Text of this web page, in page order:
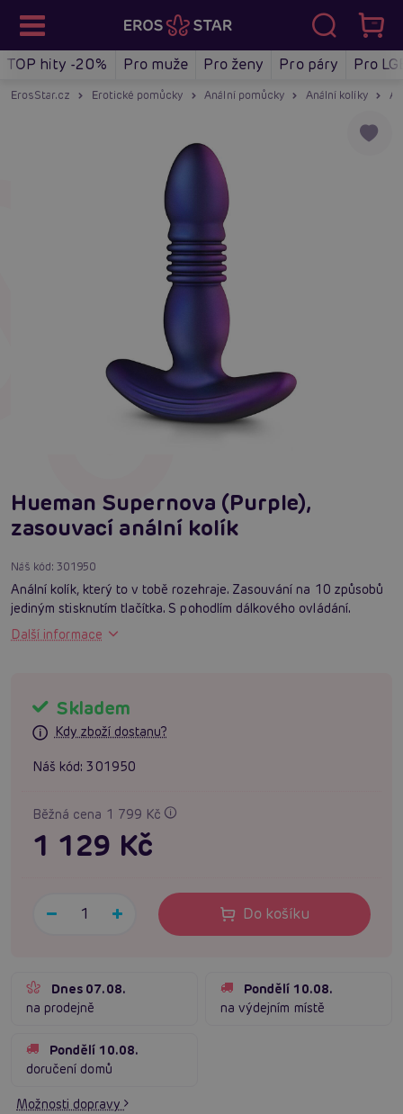
TOP hity -20% Pro muže Pro ženy Pro páry Pro
ErosStar.cz Erotické pomůcky Anální pomůcky Anální kolíky
Hueman Supernova (Purple),
zasouvací anální kolík
Náš kód:301950
Anální kolík, který to v tobě rozehraje. Zasouvání na 10 způsobů
jediným stisknutím tlačítka. S pohodlím dálkového ovládání.
Další informace
Skladem
Kdy zboží dostanu?
Náš kód: 301950
Běžná cena 1 799 Kč
1 129 Kč
Do košíku
Dnes 07.08.
na prodejně
Pondělí 10.08.
na výdejním místě
Pondělí 10.08.
doručení domů
Možnosti dopravy